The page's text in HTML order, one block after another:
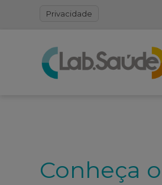
Privacidade
Conheça